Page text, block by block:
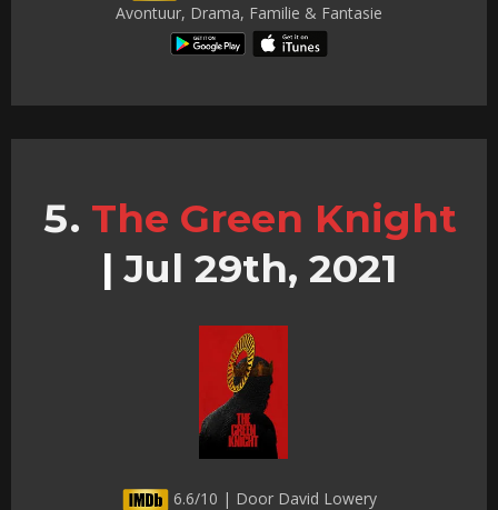
Avontuur, Drama, Familie & Fantasie
The Green Knight
| Jul 29th, 2021
6.6/10 | Door David Lowery